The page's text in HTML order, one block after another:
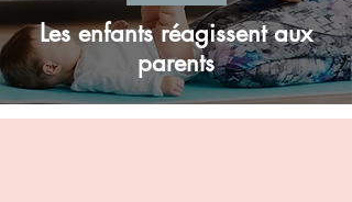
Les enfants réagissent aux
parents